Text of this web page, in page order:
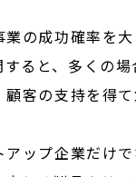
の成功確率を
ると、多くの
客の支持を得
ップ企業だけ